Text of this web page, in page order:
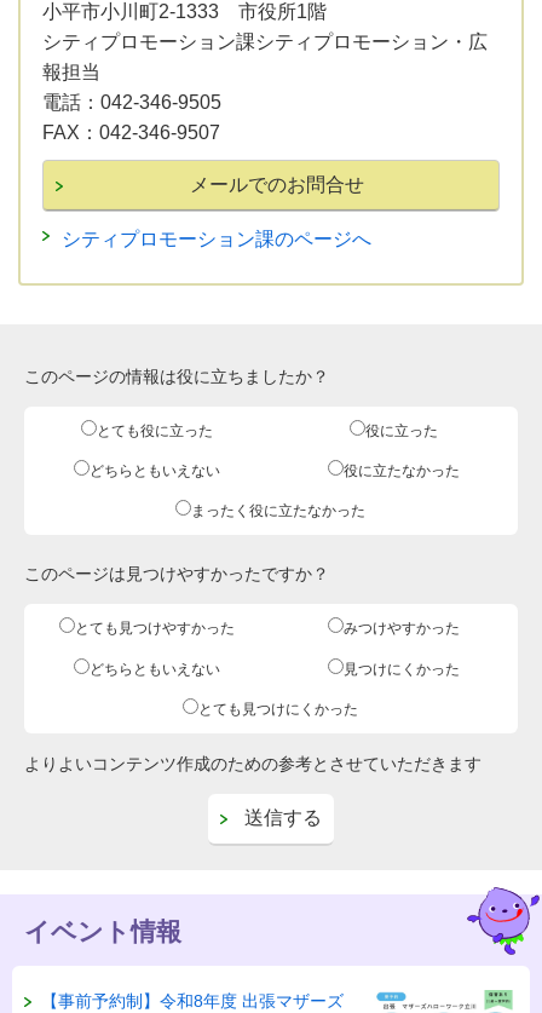
小平市小川町2-1333 市役所1階
シティプロモーション課シティプロモーション・広
報担当
電話： 042-346-9505
FAX： 042-346-9507
シティプロモーション課のページへ
このページの情報は役に立ちましたか？
とても役に立った 役に立った
どちらともいえない 役に立たなかった
まったく役に立たなかった
このページは見つけやすかったですか？
とても見つけやすかった みつけやすかった
どちらともいえない 見つけにくかった
とても見つけにくかった
よりよいコンテンツ作成のための参考とさせていただきます
イベント情報
【事前予約制】令和8年度 出張マザーズ